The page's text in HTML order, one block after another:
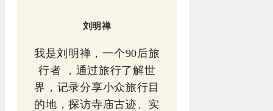
刘明禅
我是刘明禅，一个90后旅
行者 ，通过旅行了解世
界，记录分享小众旅行目
的地，探访寺庙古迹、实